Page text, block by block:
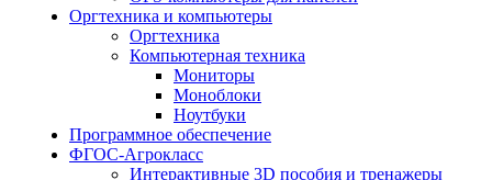
Оргтехника и компьютеры
Оргтехника
Компьютерная техника
Мониторы
Моноблоки
Ноутбуки
Программное обеспечение
ФГОС-Агрокласс
Интерактивные 3D пособия и тренажеры